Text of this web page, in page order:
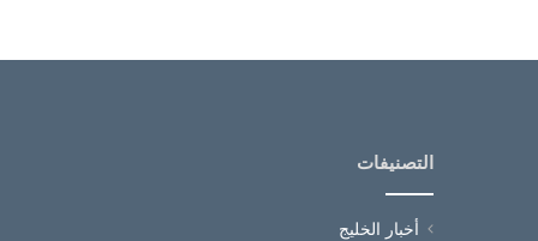
التصنيفات
أخبار الخليج